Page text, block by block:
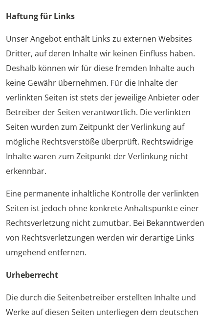
Haftung für Links
Unser Angebot enthält Links zu externen Websites
Dritter, auf deren Inhalte wir keinen Einfluss haben.
Deshalb können wir für diese fremden Inhalte auch
keine Gewähr übernehmen. Für die Inhalte der
verlinkten Seiten ist stets der jeweilige Anbieter oder
Betreiber der Seiten verantwortlich. Die verlinkten
Seiten wurden zum Zeitpunkt der Verlinkung auf
mögliche Rechtsverstöße überprüft. Rechtswidrige
Inhalte waren zum Zeitpunkt der Verlinkung nicht
erkennbar.
Eine permanente inhaltliche Kontrolle der verlinkten
Seiten ist jedoch ohne konkrete Anhaltspunkte einer
Rechtsverletzung nicht zumutbar. Bei Bekanntwerden
von Rechtsverletzungen werden wir derartige Links
umgehend entfernen.
Urheberrecht
Die durch die Seitenbetreiber erstellten Inhalte und
Werke auf diesen Seiten unterliegen dem deutschen